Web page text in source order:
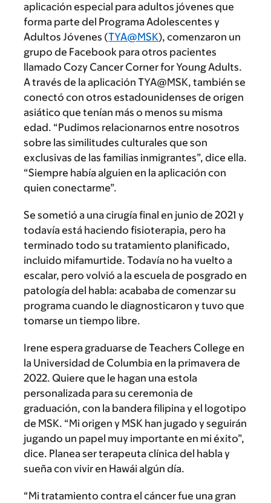
aplicación especial para adultos jóvenes que
forma parte del Programa Adolescentes y
Adultos Jóvenes (TYA@MSK), comenzaron un
grupo de Facebook para otros pacientes
llamado Cozy Cancer Corner for Young Adults.
A través de la aplicación TYA@MSK, también se
conectó con otros estadounidenses de origen
asiático que tenían más o menos su misma
edad. “Pudimos relacionarnos entre nosotros
sobre las similitudes culturales que son
exclusivas de las familias inmigrantes”, dice ella.
“Siempre había alguien en la aplicación con
quien conectarme”.
Se sometió a una cirugía final en junio de 2021 y
todavía está haciendo fisioterapia, pero ha
terminado todo su tratamiento planificado,
incluido mifamurtide. Todavía no ha vuelto a
escalar, pero volvió a la escuela de posgrado en
patología del habla: acababa de comenzar su
programa cuando le diagnosticaron y tuvo que
tomarse un tiempo libre.
Irene espera graduarse de Teachers College en
la Universidad de Columbia en la primavera de
2022. Quiere que le hagan una estola
personalizada para su ceremonia de
graduación, con la bandera filipina y el logotipo
de MSK. “Mi origen y MSK han jugado y seguirán
jugando un papel muy importante en mi éxito”,
dice. Planea ser terapeuta clínica del habla y
sueña con vivir en Hawái algún día.
“Mi tratamiento contra el cáncer fue una gran